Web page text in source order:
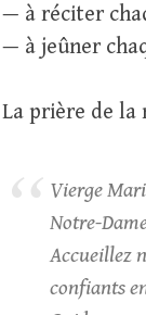
— à réciter
— à jeûner
La prière de la
Vierge
Notre-
Accueillez
confiants